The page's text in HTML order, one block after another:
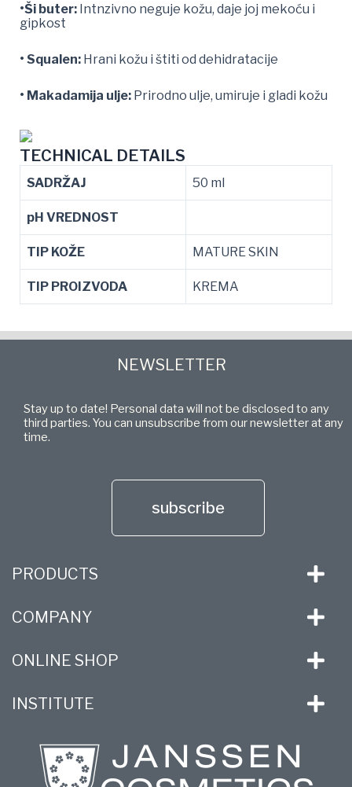
•Ši buter: Intnzivno neguje kožu, daje joj mekoću i
gipkost
• Squalen: Hrani kožu i štiti od dehidratacije
• Makadamija ulje: Prirodno ulje, umiruje i gladi kožu
TECHNICAL DETAILS
SADRŽAJ 50 ml
pH VREDNOST
TIP KOŽE MATURE SKIN
TIP PROIZVODA KREMA
NEWSLETTER
Stay up to date! Personal data will not be disclosed to any
third parties. You can unsubscribe from our newsletter at any
time.
subscribe
PRODUCTS
COMPANY
ONLINE SHOP
INSTITUTE